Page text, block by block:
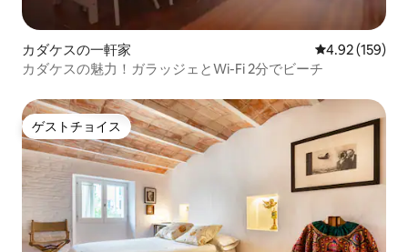
カダケスの一軒家 レビュー159
4.92 (159)
カダケスの魅力！ガラッジェとWi-Fi 2分でビーチ
ゲストチョイス
ゲストチョイス